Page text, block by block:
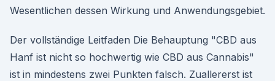
Wesentlichen dessen Wirkung und Anwendungsgebiet.
Der vollständige Leitfaden Die Behauptung "CBD aus
Hanf ist nicht so hochwertig wie CBD aus Cannabis"
ist in mindestens zwei Punkten falsch. Zuallererst ist